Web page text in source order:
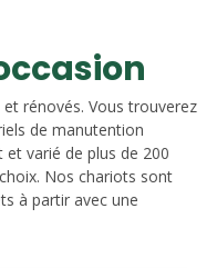
rénovés. Vous trouverez
de manutention
et varié de plus de 200
Nos chariots sont
à partir avec une